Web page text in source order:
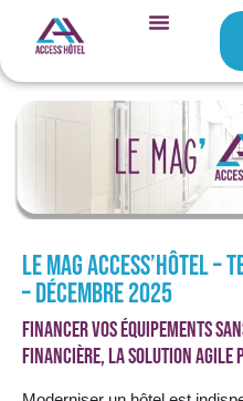
Le Mag Access’Hôtel –
– Décembre 2025
Financer vos équipements
financière, la solution agile